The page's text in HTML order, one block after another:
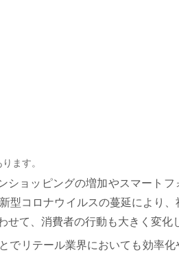
ます。
ョッピングの増加やスマート
型コロナウイルスの蔓延により
て、消費者の行動も大きく変化
でリテール業界においても効率